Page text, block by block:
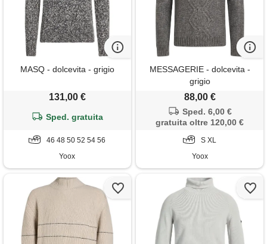
MASQ - dolcevita - grigio
131,00 €
Sped. gratuita
46 48 50 52 54 56
Yoox
MESSAGERIE - dolcevita -
grigio
88,00 €
Sped. 6,00 €
gratuita oltre 120,00 €
S XL
Yoox